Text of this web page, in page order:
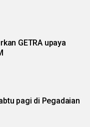
GETRA upaya
pagi di Pegadaian